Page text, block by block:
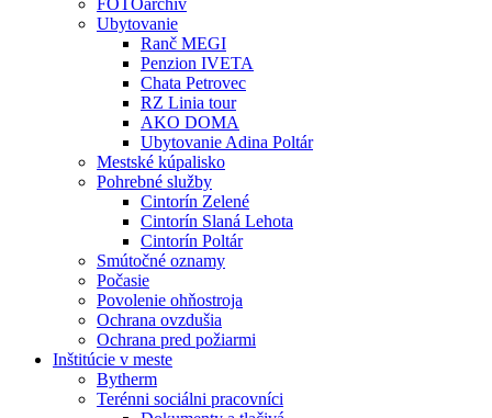
FOTOarchív
Ubytovanie
Ranč MEGI
Penzion IVETA
Chata Petrovec
RZ Linia tour
AKO DOMA
Ubytovanie Adina Poltár
Mestské kúpalisko
Pohrebné služby
Cintorín Zelené
Cintorín Slaná Lehota
Cintorín Poltár
Smútočné oznamy
Počasie
Povolenie ohňostroja
Ochrana ovzdušia
Ochrana pred požiarmi
Inštitúcie v meste
Bytherm
Terénni sociálni pracovníci